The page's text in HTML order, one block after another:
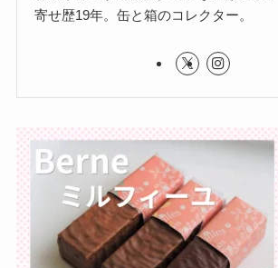
寄せ歴19年。缶と箱のコレクター。